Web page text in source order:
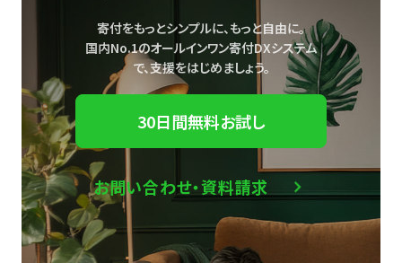
寄付をもっとシンプルに、もっと自由に。
国内No.1のオールインワン寄付DXシステム
で、支援をはじめましょう。
30日間無料お試し
お問い合わせ・資料請求